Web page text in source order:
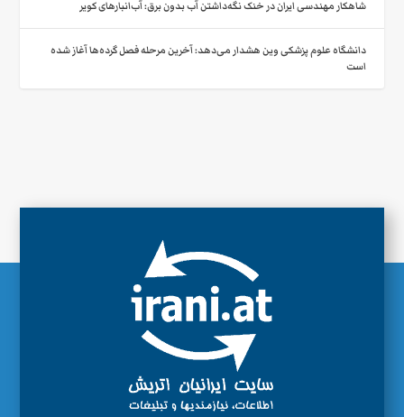
شاهکار مهندسی ایران در خنک نگه‌داشتن آب بدون برق: آب‌انبارهای کویر
دانشگاه علوم پزشکی وین هشدار می‌دهد: آخرین مرحله فصل گرده‌ها آغاز شده
است